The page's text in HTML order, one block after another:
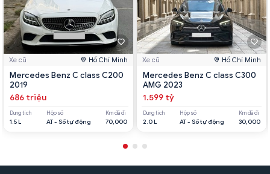
Xe cũ Hồ Chí Minh
Mercedes Benz C class C200
2019
686 triệu
Dung tích
1.5 L
Hộp số
AT - Số tự động
Km đã đi
70,000
Xe cũ Hồ Chí Minh
Mercedes Benz C class C300
AMG 2023
1.599 tỷ
Dung tích
2.0 L
Hộp số
AT - Số tự động
Km đã đi
30,000